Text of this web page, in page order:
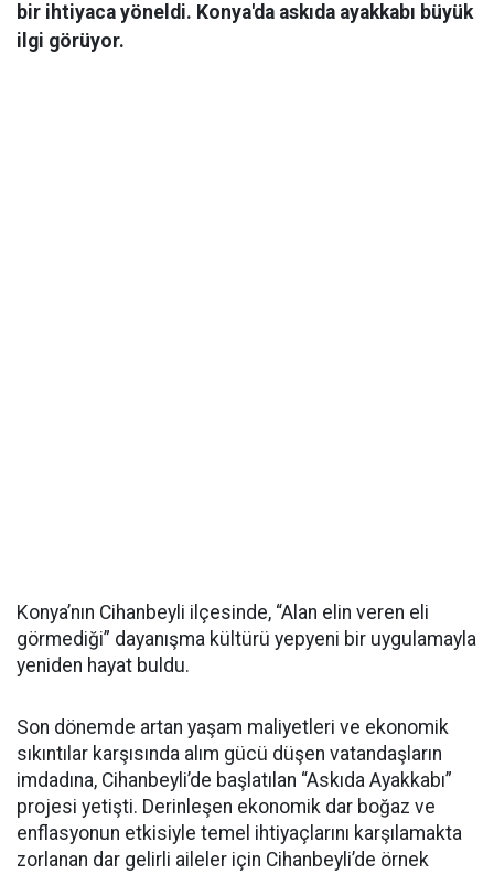
bir ihtiyaca yöneldi. Konya'da askıda ayakkabı büyük
ilgi görüyor.
Konya’nın Cihanbeyli ilçesinde, “Alan elin veren eli
görmediği” dayanışma kültürü yepyeni bir uygulamayla
yeniden hayat buldu.
Son dönemde artan yaşam maliyetleri ve ekonomik
sıkıntılar karşısında alım gücü düşen vatandaşların
imdadına, Cihanbeyli’de başlatılan “Askıda Ayakkabı”
projesi yetişti. Derinleşen ekonomik dar boğaz ve
enflasyonun etkisiyle temel ihtiyaçlarını karşılamakta
zorlanan dar gelirli aileler için Cihanbeyli’de örnek